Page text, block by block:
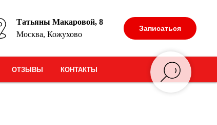
Татьяны Макаровой, 8
Москва, Кожухово
Записаться
ОТЗЫВЫ КОНТАКТЫ